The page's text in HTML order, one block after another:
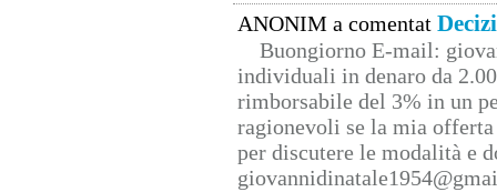
ANONIM a comentat
Buongiorno E-mail:
individuali in denaro da
rimborsabile del 3% in un
ragionevoli se la mia
per discutere le modalità e